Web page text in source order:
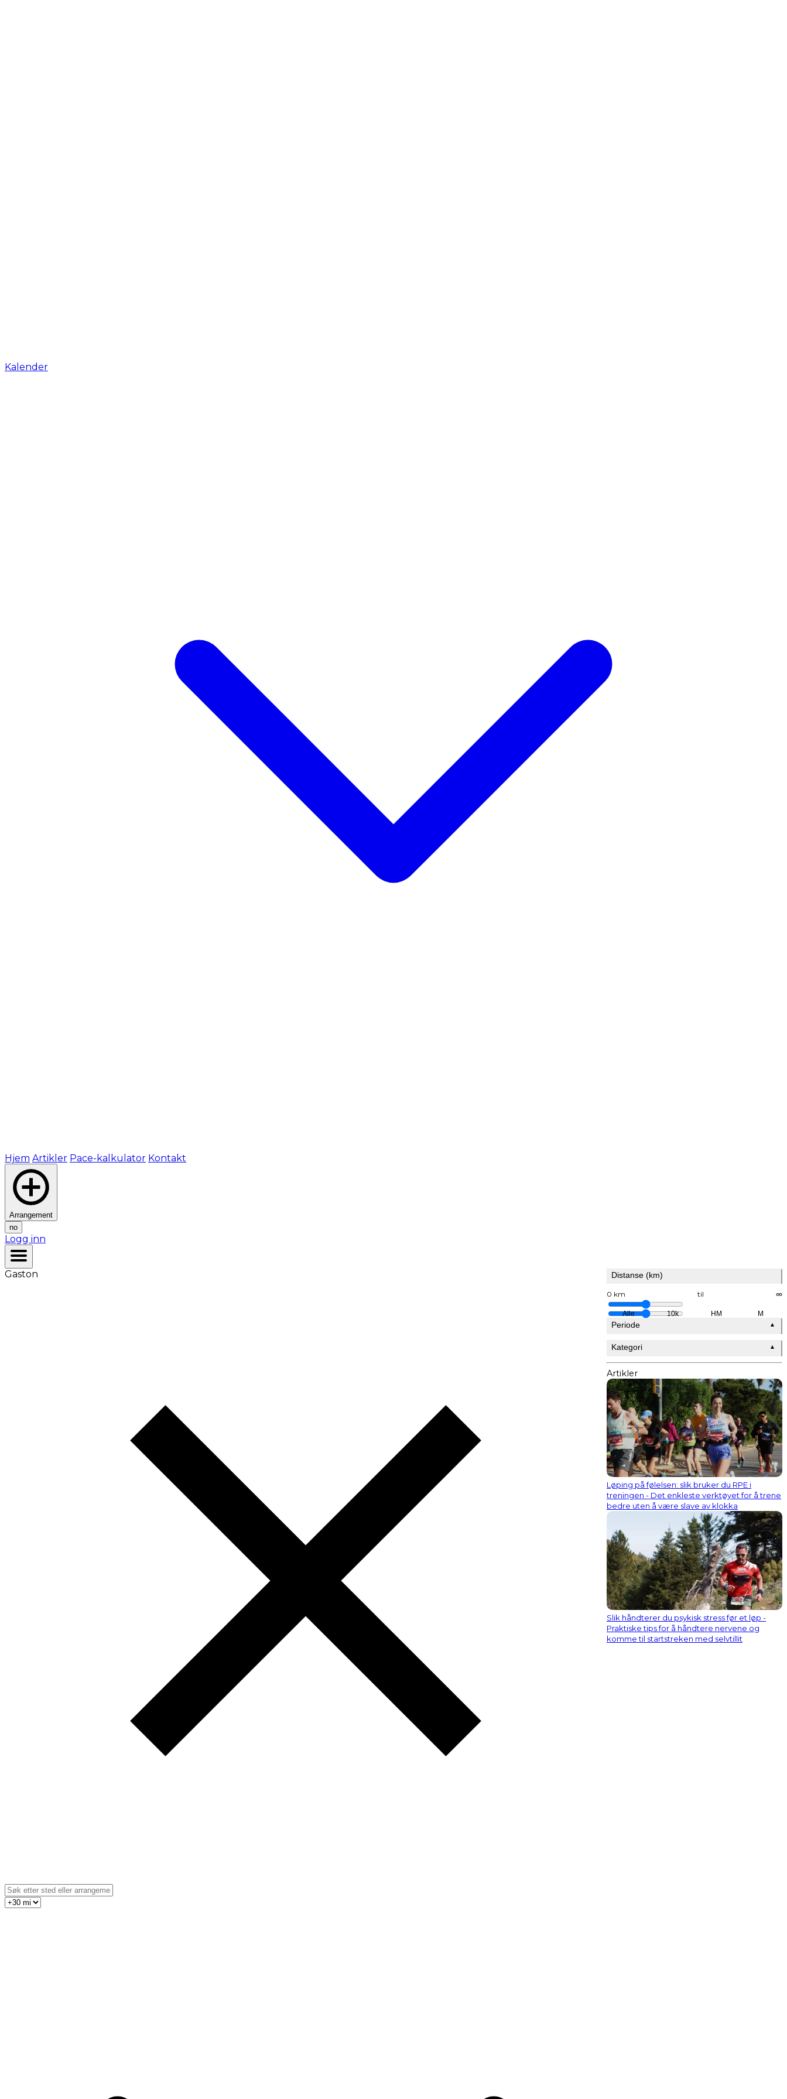
Kalender
Hjem Artikler Pace-kalkulator Kontakt
Arrangement
no
Logg inn
Gaston Distanse (km)
0 km til ∞
Alle 10k HM M
Periode ▲
Kategori ▲
Artikler
Løping på følelsen: slik bruker du RPE i
treningen - Det enkleste verktøyet for å trene
bedre uten å være slave av klokka
Slik håndterer du psykisk stress før et løp -
Praktiske tips for å håndtere nervene og
komme til startstreken med selvtillit